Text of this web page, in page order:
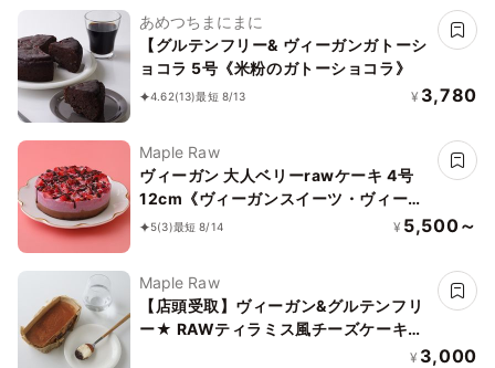
あめつちまにまに
【グルテンフリー& ヴィーガンガトーシ
ョコラ 5号《米粉のガトーショコラ》
4.62(13)最短 8/13 ¥ 3,780
Maple Raw
ヴィーガン 大人ベリーrawケーキ 4号
12cm《ヴィーガンスイーツ・ヴィーガ
ンケーキ》《ロースイーツ》
5(3)最短 8/14 ¥ 5,500～
Maple Raw
【店頭受取】ヴィーガン&グルテンフリ
ー★ RAWティラミス風チーズケーキ
¥ 3,000